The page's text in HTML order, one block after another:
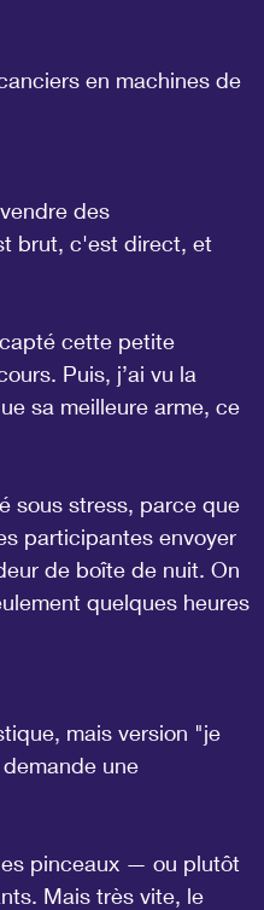
en machines de
des
brut, c'est direct, et
cette petite
Puis, j’ai vu la
sa meilleure arme, ce
sous stress, parce que
participantes envoyer
de boîte de nuit. On
quelques heures
mais version "je
une
pinceaux — ou plutôt
Mais très vite, le